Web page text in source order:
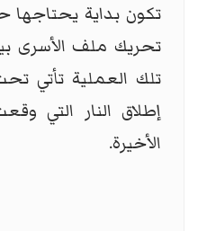
تكون بداية يحتاجها
تحريك ملف الأسرى
تلك العملية تأتي
إطلاق النار التي
الأخيرة.